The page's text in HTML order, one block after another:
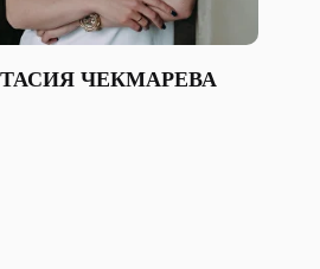
ЧЕКМАРЕВА